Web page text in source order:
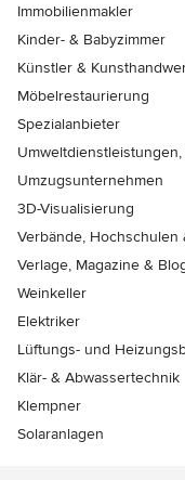
Immobilienmakler
Kinder- & Babyzimmer
Künstler &
Möbelrestaurierung
Spezialanbieter
Umzugsunternehmen
3D-Visualisierung
Verbände, Hochschulen
Verlage, Magazine &
Weinkeller
Elektriker
Lüftungs- und
Klär- & Abwassertechnik
Klempner
Solaranlagen